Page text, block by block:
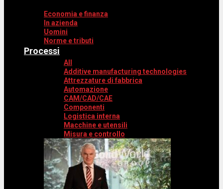
Economia e finanza
In azienda
Uomini
Norme e tributi
Processi
All
Additive manufacturing technologies
Attrezzature di fabbrica
Automazione
CAM/CAD/CAE
Componenti
Logistica interna
Macchine e utensili
Misura e controllo